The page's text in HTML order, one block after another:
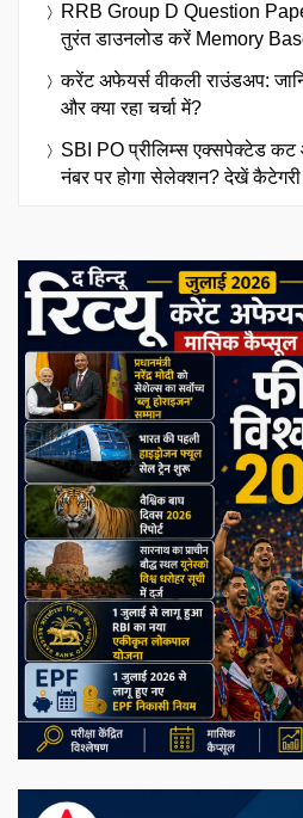
RRB Group D Question
तुरंत डाउनलोड करें Memory
करेंट अफेयर्स वीकली राउंडअप:
और क्या रहा चर्चा में?
SBI PO प्रीलिम्स एक्सपेक्टेड
नंबर पर होगा सेलेक्शन? देखें